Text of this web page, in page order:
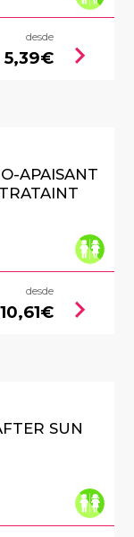
desde
5,39€ chevron_right
APAISANT
desde
10,61€ chevron_right
SUN